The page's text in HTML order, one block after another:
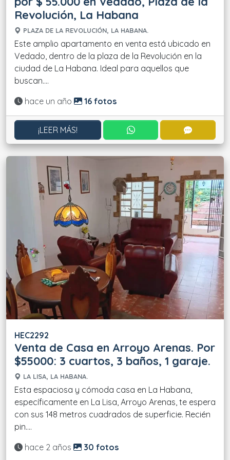
Revolución, La Habana
PLAZA DE LA REVOLUCIÓN, LA HABANA.
Este amplio apartamento en venta está ubicado en
Vedado, dentro de la plaza de la Revolución en la
ciudad de La Habana. Ideal para aquellos que
buscan....
Actualizado:
hace un año 16 fotos
¡LEER MÁS! CONTACTAR POR
HEC2292
Venta de Casa en Arroyo Arenas. Por
$55000: 3 cuartos, 3 baños, 1 garaje.
LA LISA, LA HABANA.
Esta espaciosa y cómoda casa en La Habana,
específicamente en La Lisa, Arroyo Arenas, te espera
con sus 148 metros cuadrados de superficie. Recién
pin....
Actualizado:
hace 2 años 30 fotos